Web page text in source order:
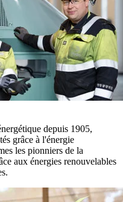
depuis 1905,
grâce à l'énergie
les pionniers de la
aux énergies renouvelables